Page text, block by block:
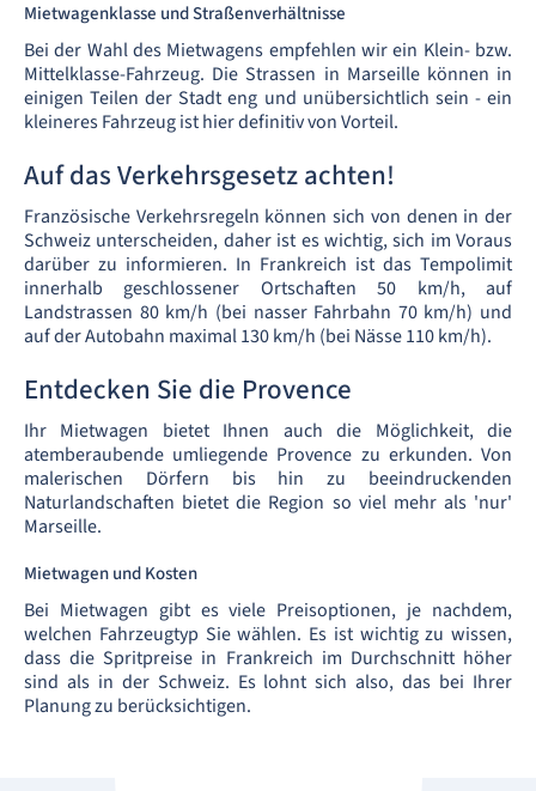
Mietwagenklasse und Straßenverhältnisse
Bei der Wahl des Mietwagens empfehlen wir ein Klein- bzw.
Mittelklasse-Fahrzeug. Die Strassen in Marseille können in
einigen Teilen der Stadt eng und unübersichtlich sein - ein
kleineres Fahrzeug ist hier definitiv von Vorteil.
Auf das Verkehrsgesetz achten!
Französische Verkehrsregeln können sich von denen in der
Schweiz unterscheiden, daher ist es wichtig, sich im Voraus
darüber zu informieren. In Frankreich ist das Tempolimit
innerhalb geschlossener Ortschaften 50 km/h, auf
Landstrassen 80 km/h (bei nasser Fahrbahn 70 km/h) und
auf der Autobahn maximal 130 km/h (bei Nässe 110 km/h).
Entdecken Sie die Provence
Ihr Mietwagen bietet Ihnen auch die Möglichkeit, die
atemberaubende umliegende Provence zu erkunden. Von
malerischen Dörfern bis hin zu beeindruckenden
Naturlandschaften bietet die Region so viel mehr als 'nur'
Marseille.
Mietwagen und Kosten
Bei Mietwagen gibt es viele Preisoptionen, je nachdem,
welchen Fahrzeugtyp Sie wählen. Es ist wichtig zu wissen,
dass die Spritpreise in Frankreich im Durchschnitt höher
sind als in der Schweiz. Es lohnt sich also, das bei Ihrer
Planung zu berücksichtigen.